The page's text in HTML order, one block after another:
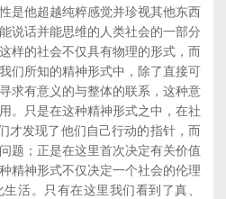
是他超越纯粹感觉并珍视其他东西
说话并能思维的人类社会的一部分
样的社会不仅具有物理的形式，而
们所知的精神形式中，除了直接可
求有意义的与整体的联系，这种意
。只是在这种精神形式之中，在社
才发现了他们自己行动的指针，而
题；正是在这里首次决定有关价值
精神形式不仅决定一个社会的伦理
活。只有在这里我们看到了真、